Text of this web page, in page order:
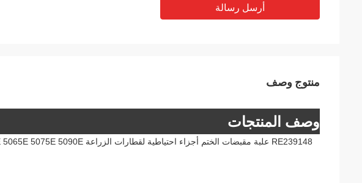
أرسل رسالة
منتوج وصف
وصف المنتجات
RE239148 علبة مقبضات الختم أجزاء احتياطية لقطارات الزراعة 5045D 5055E 5065E 5075E 5090E